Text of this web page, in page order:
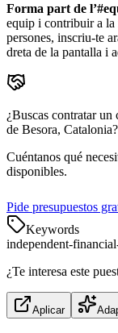
Forma part de
equip i contribuir a la
persones, inscriu-te
dreta de la pantalla i
¿Buscas contratar un
de Besora, Catalonia?
Cuéntanos qué
disponibles.
Pide presupuestos
Keywords
independent-
¿Te interesa este
Aplicar